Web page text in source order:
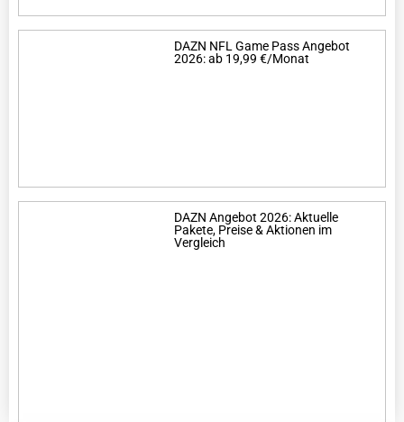
DAZN NFL Game Pass Angebot
2026: ab 19,99 €/Monat
DAZN Angebot 2026: Aktuelle
Pakete, Preise & Aktionen im
Vergleich